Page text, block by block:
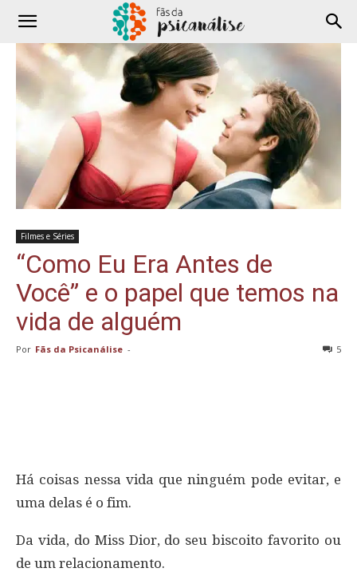
Filmes e Séries
“Como Eu Era Antes de
Você” e o papel que temos na
vida de alguém
Por Fãs da Psicanálise - 5
Há coisas nessa vida que ninguém pode evitar, e
uma delas é o fim.
Da vida, do Miss Dior, do seu biscoito favorito ou
de um relacionamento.